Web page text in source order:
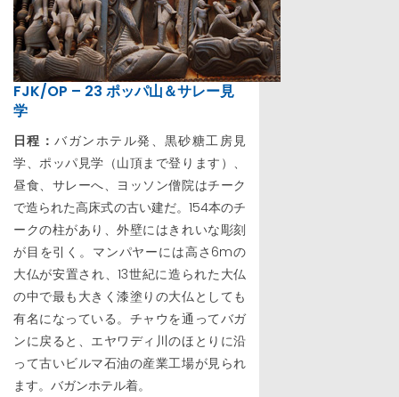
FJK/OP – 23 ポッパ山＆サレー見
学
日程：バガンホテル発、黒砂糖工房見
学、ポッパ見学（山頂まで登ります）、
昼食、サレーへ、ヨッソン僧院はチーク
で造られた高床式の古い建だ。154本のチ
ークの柱があり、外壁にはきれいな彫刻
が目を引く。マンパヤーには高さ6mの
大仏が安置され、13世紀に造られた大仏
の中で最も大きく漆塗りの大仏としても
有名になっている。チャウを通ってバガ
ンに戻ると、エヤワディ川のほとりに沿
って古いビルマ石油の産業工場が見られ
ます。バガンホテル着。